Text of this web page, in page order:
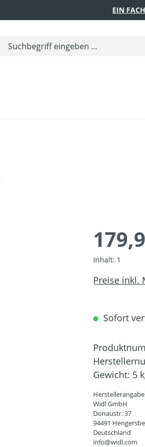
EIN
Inhalt: 1
Preise inkl.
Sofort
Gewicht: 5
Widl GmbH
Donaustr. 37
94491
Deutschland
info@widl.com